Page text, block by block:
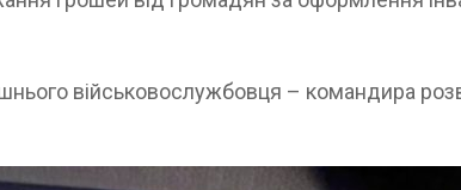
військовослужбовця – командира